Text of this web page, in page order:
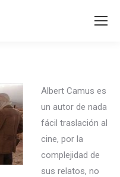
Albert Camus es
un autor de nada
fácil traslación al
cine, por la
complejidad de
sus relatos, no